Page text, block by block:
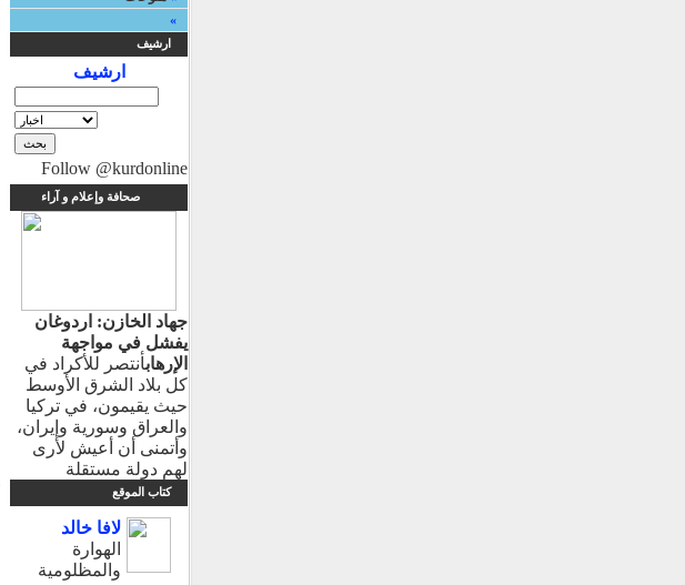
«
ارشيف
ارشيف
Follow @kurdonline
صحافة وإعلام و آراء
جهاد الخازن: اردوغان
يفشل في مواجهة
الإرهابأنتصر للأكراد في
كل بلاد الشرق الأوسط
حيث يقيمون، في تركيا
والعراق وسورية وإيران،
وأتمنى أن أعيش لأرى
لهم دولة مستقلة
كتاب الموقع
لافا خالد
الهوارة
والمظلومية